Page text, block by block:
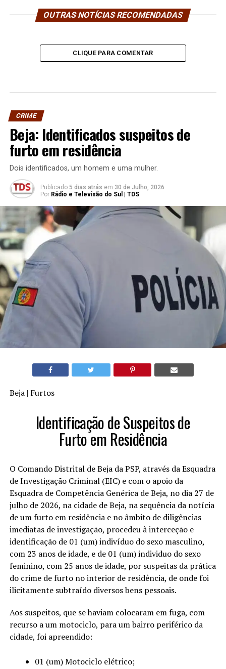
OUTRAS NOTÍCIAS RECOMENDADAS
CLIQUE PARA COMENTAR
CRIME
Beja: Identificados suspeitos de
furto em residência
Dois identificados, um homem e uma mulher.
Publicado 5 dias atrás em 30 de Julho, 2026
Por Rádio e Televisão do Sul | TDS
Beja | Furtos
Identificação de Suspeitos de
Furto em Residência
O Comando Distrital de Beja da PSP, através da Esquadra
de Investigação Criminal (EIC) e com o apoio da
Esquadra de Competência Genérica de Beja, no dia 27 de
julho de 2026, na cidade de Beja, na sequência da notícia
de um furto em residência e no âmbito de diligências
imediatas de investigação, procedeu à interceção e
identificação de 01 (um) indivíduo do sexo masculino,
com 23 anos de idade, e de 01 (um) individuo do sexo
feminino, com 25 anos de idade, por suspeitas da prática
do crime de furto no interior de residência, de onde foi
ilicitamente subtraído diversos bens pessoais.
Aos suspeitos, que se haviam colocaram em fuga, com
recurso a um motociclo, para um bairro periférico da
cidade, foi apreendido:
01 (um) Motociclo elétrico;